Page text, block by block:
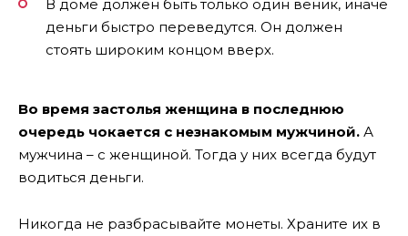
В доме должен быть только один веник, иначе
деньги быстро переведутся. Он должен
стоять широким концом вверх.
Во время застолья женщина в последнюю
очередь чокается с незнакомым мужчиной. А
мужчина – с женщиной. Тогда у них всегда будут
водиться деньги.
Никогда не разбрасывайте монеты. Храните их в